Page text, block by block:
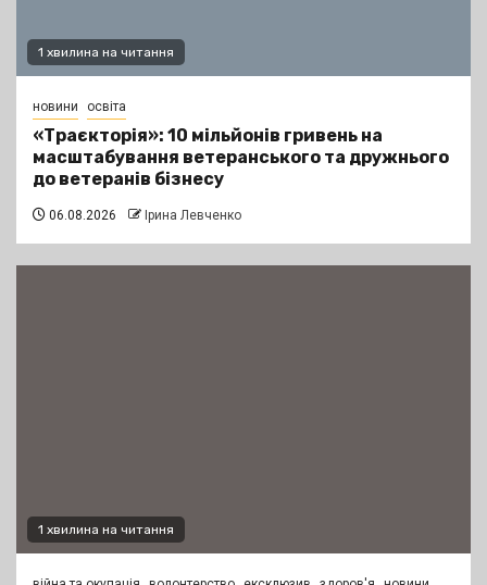
1 хвилина на читання
новини освіта
«Траєкторія»: 10 мільйонів гривень на
масштабування ветеранського та дружнього
до ветеранів бізнесу
06.08.2026 Ірина Левченко
1 хвилина на читання